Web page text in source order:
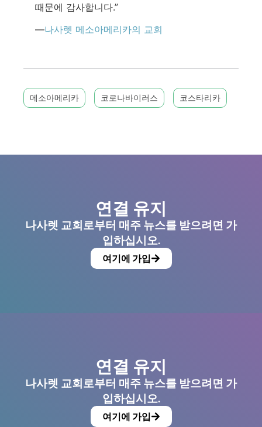
때문에 감사합니다.”
—나사렛 메소아메리카의 교회
메소아메리카 코로나바이러스 코스타리카
연결 유지
나사렛 교회로부터 매주 뉴스를 받으려면 가
입하십시오.
여기에 가입
연결 유지
나사렛 교회로부터 매주 뉴스를 받으려면 가
입하십시오.
여기에 가입